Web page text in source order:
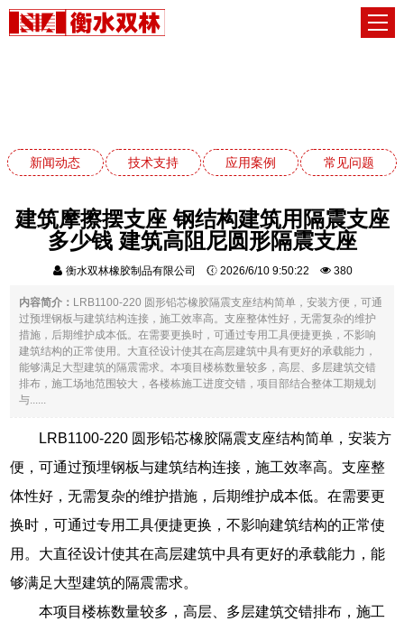
新闻动态 技术支持 应用案例 常见问题
建筑摩擦摆支座 钢结构建筑用隔震支座
多少钱 建筑高阻尼圆形隔震支座
衡水双林橡胶制品有限公司 2026/6/10 9:50:22 380
内容简介： LRB1100-220 圆形铅芯橡胶隔震支座结构简单，安装方便，可通
过预埋钢板与建筑结构连接，施工效率高。支座整体性好，无需复杂的维护
措施，后期维护成本低。在需要更换时，可通过专用工具便捷更换，不影响
建筑结构的正常使用。大直径设计使其在高层建筑中具有更好的承载能力，
能够满足大型建筑的隔震需求。本项目楼栋数量较多，高层、多层建筑交错
排布，施工场地范围较大，各楼栋施工进度交错，项目部结合整体工期规划
与......
LRB1100-220 圆形铅芯橡胶隔震支座结构简单，安装方
便，可通过预埋钢板与建筑结构连接，施工效率高。支座整
体性好，无需复杂的维护措施，后期维护成本低。在需要更
换时，可通过专用工具便捷更换，不影响建筑结构的正常使
用。大直径设计使其在高层建筑中具有更好的承载能力，能
够满足大型建筑的隔震需求。
本项目楼栋数量较多，高层、多层建筑交错排布，施工